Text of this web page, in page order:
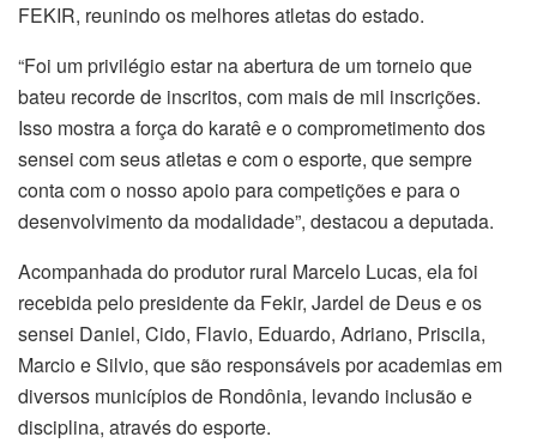
FEKIR, reunindo os melhores atletas do estado.
“Foi um privilégio estar na abertura de um torneio que
bateu recorde de inscritos, com mais de mil inscrições.
Isso mostra a força do karatê e o comprometimento dos
sensei com seus atletas e com o esporte, que sempre
conta com o nosso apoio para competições e para o
desenvolvimento da modalidade”, destacou a deputada.
Acompanhada do produtor rural Marcelo Lucas, ela foi
recebida pelo presidente da Fekir, Jardel de Deus e os
sensei Daniel, Cido, Flavio, Eduardo, Adriano, Priscila,
Marcio e Silvio, que são responsáveis por academias em
diversos municípios de Rondônia, levando inclusão e
disciplina, através do esporte.